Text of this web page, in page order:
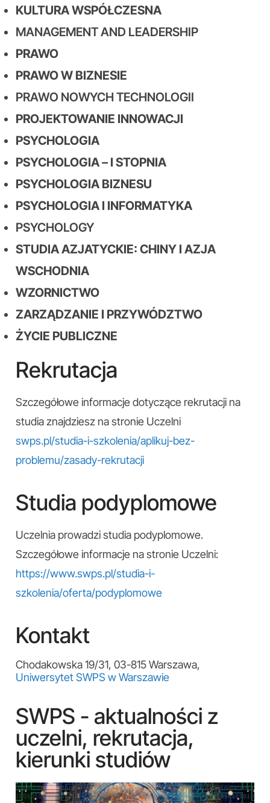
KULTURA WSPÓŁCZESNA
MANAGEMENT AND LEADERSHIP
PRAWO
PRAWO W BIZNESIE
PRAWO NOWYCH TECHNOLOGII
PROJEKTOWANIE INNOWACJI
PSYCHOLOGIA
PSYCHOLOGIA – I STOPNIA
PSYCHOLOGIA BIZNESU
PSYCHOLOGIA I INFORMATYKA
PSYCHOLOGY
STUDIA AZJATYCKIE: CHINY I AZJA
WSCHODNIA
WZORNICTWO
ZARZĄDZANIE I PRZYWÓDZTWO
ŻYCIE PUBLICZNE
Rekrutacja
Szczegółowe informacje dotyczące rekrutacji na
studia znajdziesz na stronie Uczelni
swps.pl/studia-i-szkolenia/aplikuj-bez-
problemu/zasady-rekrutacji
Studia podyplomowe
Uczelnia prowadzi studia podyplomowe.
Szczegółowe informacje na stronie Uczelni:
https://www.swps.pl/studia-i-
szkolenia/oferta/podyplomowe
Kontakt
Chodakowska 19/31, 03-815 Warszawa,
Uniwersytet SWPS w Warszawie
SWPS - aktualności z
uczelni, rekrutacja,
kierunki studiów